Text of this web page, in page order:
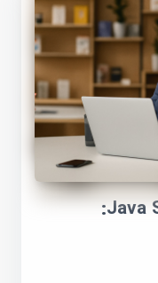
آموزش بررسی عمیق Java SE: